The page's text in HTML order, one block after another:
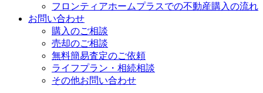
フロンティアホームプラスでの不動産購入の流れ
お問い合わせ
購入のご相談
売却のご相談
無料簡易査定のご依頼
ライフプラン・相続相談
その他お問い合わせ